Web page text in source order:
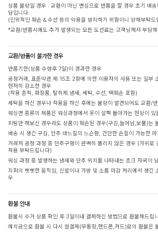
상품 불량일 경우 : 교환이 아닌 변심으로 반품을 할 경우 초기 배
담입니다.
(인위적인 훼손 & 수선 등의 악용을 방지하기 위함이니 양해부탁드
*교환/반품시에도 추가 발생되는 모든 도선료는 고객님께서 부담
교환/반품이 불가한 경우
반품기한(상품 수령후 7일)이 경과한 경우
공정거래, 표준약관 제 15조 2항에 의한 이용자의 사용 또는 일부
현저히 감소한 경우
(착용 흔적, 화장품, 탈취제 냄새, 세탁, 수선, 택훼손 포함)
세탁을 하신 경우나 착용을 하신 후에는 불량이 발견되어도 교환/
워싱면 종류의 제품은 워싱과정에서 옷이 살짝 돌아가는 현상이 있
피팅만 해보신 경우라도 상품이 훼손된 경우(구김,늘어남,보풀)는
배송 시 생긴 구김, 단추 바느질의 느슨함, 간단한 손질이 가능한
거래처 공정 과정 중 단추구멍이 완벽히 뚫리지 않은 경우 (가위로
착용 부탁드립니다)
워싱 과정 중 발생하는 냄새와 단추 위치를 나타내는 초크 자국이
지퍼의 뻣뻣한 움직임, 신발이나 가방 및 소품 마감 처리에서 생긴
우
환불 안내
환불시 수거 상품 확인 후 3일이내 결제하신 방법으로 환불해드립
예치금으로 환불 시 다시 원결제(무통장,핸드폰,카드)로의 환불은